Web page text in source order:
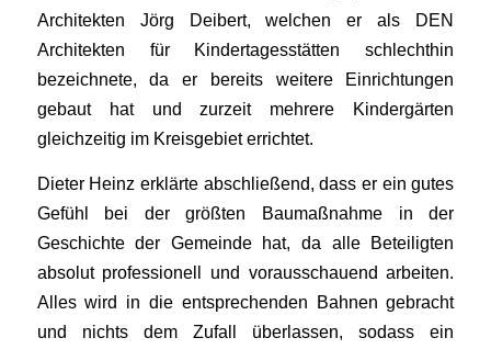
Architekten Jörg Deibert, welchen er als DEN
Architekten für Kindertagesstätten schlechthin
bezeichnete, da er bereits weitere Einrichtungen
gebaut hat und zurzeit mehrere Kindergärten
gleichzeitig im Kreisgebiet errichtet.
Dieter Heinz erklärte abschließend, dass er ein gutes
Gefühl bei der größten Baumaßnahme in der
Geschichte der Gemeinde hat, da alle Beteiligten
absolut professionell und vorausschauend arbeiten.
Alles wird in die entsprechenden Bahnen gebracht
und nichts dem Zufall überlassen, sodass ein